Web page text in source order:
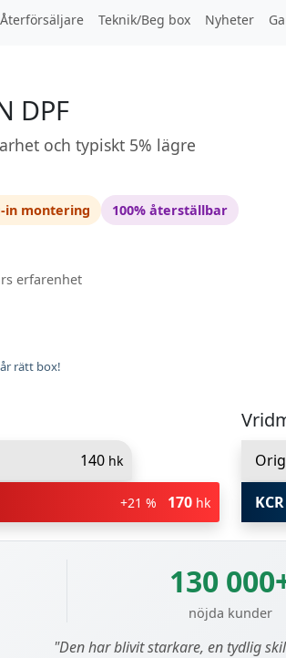
Återförsäljare Teknik/Beg box Nyheter
DPF
och typiskt 5% lägre
in montering
100% återställbar
erfarenhet
rätt box!
140 hk
+21 % 170 hk
130
nöjda kunder
"Den har blivit starkare, en tydlig